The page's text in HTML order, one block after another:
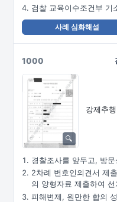
검찰 교육이수조건부 기
사례 심화해설
1000
강제추행
경찰조사를 앞두고, 방문
2차례 변호인의견서 제
의 양형자료 제출하여 선
피해변제, 원만한 합의